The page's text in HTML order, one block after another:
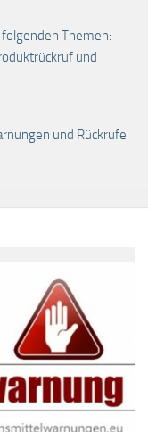
Themen:
und
und Rückrufe